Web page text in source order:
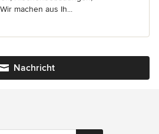
machen aus Ih...
Nachricht